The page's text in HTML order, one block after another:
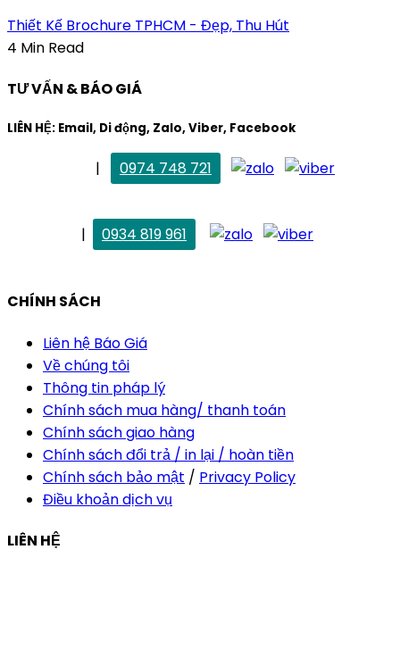
Thiết Kế Brochure TPHCM - Đẹp, Thu Hút
4 Min Read
TƯ VẤN & BÁO GIÁ
LIÊN HỆ: Email, Di động, Zalo, Viber, Facebook
|
0974 748 721
|
0934 819 961
CHÍNH SÁCH
Liên hệ Báo Giá
Về chúng tôi
Thông tin pháp lý
Chính sách mua hàng/ thanh toán
Chính sách giao hàng
Chính sách đổi trả / in lại / hoàn tiền
Chính sách bảo mật / Privacy Policy
Điều khoản dịch vụ
LIÊN HỆ